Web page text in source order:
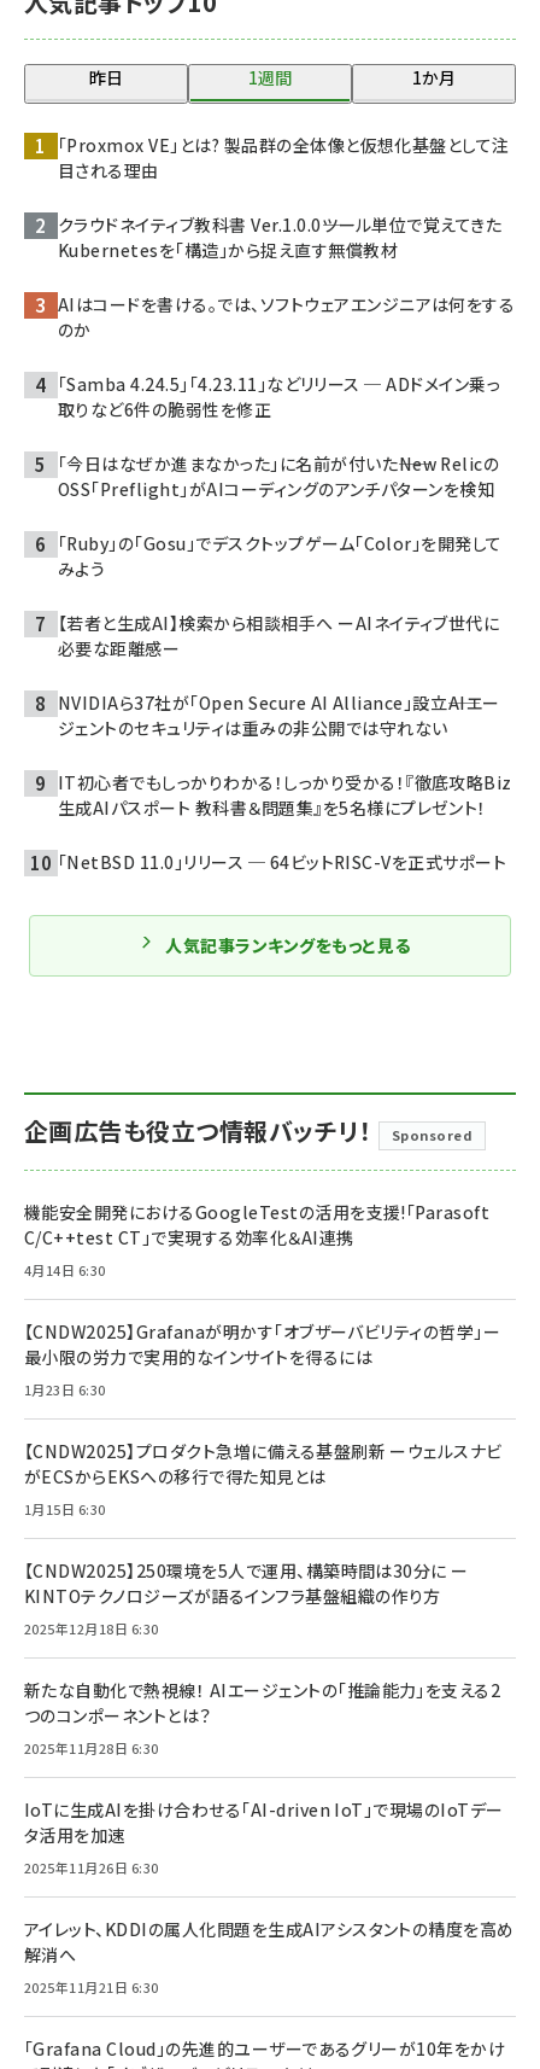
昨日 1週間 1か月
「Proxmox VE」とは? 製品群の全体像と仮想化基盤として注
目される理由
クラウドネイティブ教科書 Ver.1.0.0――ツール単位で覚えてきた
Kubernetesを「構造」から捉え直す無償教材
AIはコードを書ける。では、ソフトウェアエンジニアは何をする
のか
「Samba 4.24.5」「4.23.11」などリリース ─ ADドメイン乗っ
取りなど6件の脆弱性を修正
「今日はなぜか進まなかった」に名前が付いた――New Relicの
OSS「Preflight」がAIコーディングのアンチパターンを検知
「Ruby」の「Gosu」でデスクトップゲーム「Color」を開発して
みよう
【若者と生成AI】検索から相談相手へ ーAIネイティブ世代に
必要な距離感ー
NVIDIAら37社が「Open Secure AI Alliance」設立――AIエー
ジェントのセキュリティは重みの非公開では守れない
IT初心者でもしっかりわかる！しっかり受かる！『徹底攻略Biz
生成AIパスポート 教科書＆問題集』を5名様にプレゼント！
「NetBSD 11.0」リリース ─ 64ビットRISC-Vを正式サポート
人気記事ランキングをもっと見る
企画広告も役立つ情報バッチリ！ Sponsored
機能安全開発におけるGoogleTestの活用を支援!「Parasoft
C/C++test CT」で実現する効率化＆AI連携
4月14日 6:30
【CNDW2025】Grafanaが明かす「オブザーバビリティの哲学」ー
最小限の労力で実用的なインサイトを得るには
1月23日 6:30
【CNDW2025】プロダクト急増に備える基盤刷新 ーウェルスナビ
がECSからEKSへの移行で得た知見とは
1月15日 6:30
【CNDW2025】250環境を5人で運用、構築時間は30分に ー
KINTOテクノロジーズが語るインフラ基盤組織の作り方
2025年12月18日 6:30
新たな自動化で熱視線！ AIエージェントの「推論能力」を支える2
つのコンポーネントとは？
2025年11月28日 6:30
IoTに生成AIを掛け合わせる「AI-driven IoT」で現場のIoTデー
タ活用を加速
2025年11月26日 6:30
アイレット、KDDIの属人化問題を生成AIアシスタントの精度を高め
解消へ
2025年11月21日 6:30
「Grafana Cloud」の先進的ユーザーであるグリーが10年をかけ